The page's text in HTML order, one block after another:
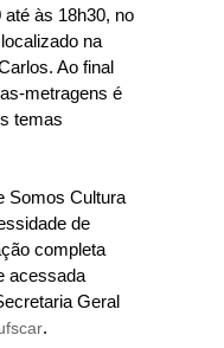
às 18h30, no
na
Ao final
metragens é
temas
Somos Cultura
de
completa
acessada
Geral
.